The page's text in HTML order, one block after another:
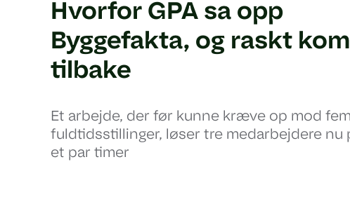
Hvorfor GPA sa opp
Byggefakta, og raskt kom
tilbake
Et arbejde, der før kunne kræve op mod fem
fuldtidsstillinger, løser tre medarbejdere nu
et par timer